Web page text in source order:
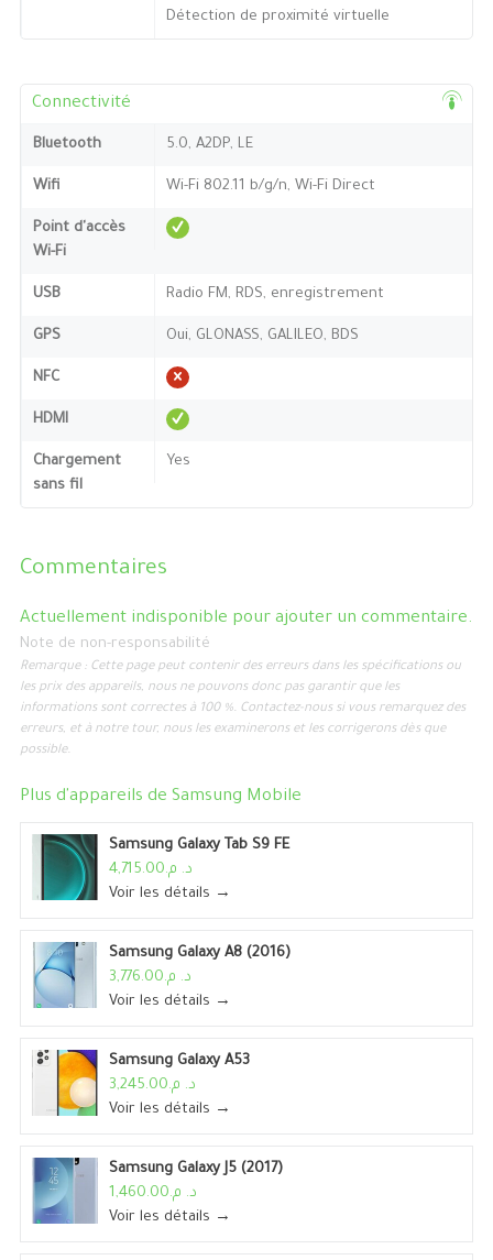
Détection de proximité virtuelle
Connectivité
Bluetooth 5.0, A2DP, LE
Wifi Wi-Fi 802.11 b/g/n, Wi-Fi Direct
Point d'accès
Wi-Fi
USB Radio FM, RDS, enregistrement
GPS Oui, GLONASS, GALILEO, BDS
NFC
HDMI
Chargement
sans fil
Yes
Commentaires
Actuellement indisponible pour ajouter un commentaire.
Note de non-responsabilité
Remarque : Cette page peut contenir des erreurs dans les spécifications ou
les prix des appareils, nous ne pouvons donc pas garantir que les
informations sont correctes à 100 %. Contactez-nous si vous remarquez des
erreurs, et à notre tour, nous les examinerons et les corrigerons dès que
possible.
Plus d'appareils de Samsung Mobile
Samsung Galaxy Tab S9 FE
د. م.4,715.00
Voir les détails →
Samsung Galaxy A8 (2016)
د. م.3,776.00
Voir les détails →
Samsung Galaxy A53
د. م.3,245.00
Voir les détails →
Samsung Galaxy J5 (2017)
د. م.1,460.00
Voir les détails →